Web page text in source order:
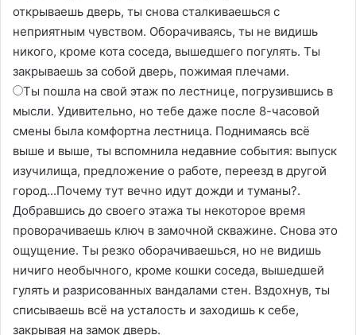
открываешь дверь, ты снова сталкиваешься с
неприятным чувством. Оборачиваясь, ты не видишь
никого, кроме кота соседа, вышедшего погулять. Ты
закрываешь за собой дверь, пожимая плечами.
Ты пошла на свой этаж по лестнице, погрузившись в
мысли. Удивительно, но тебе даже после 8-часовой
смены была комфортна лестница. Поднимаясь всё
выше и выше, ты вспомнила недавние события: выпуск
изучилища, предложение о работе, переезд в другой
город...Почему тут вечно идут дожди и туманы?.
Добравшись до своего этажа ты некоторое время
проворачиваешь ключ в замочной скважине. Снова это
ощущение. Ты резко оборачиваешься, но не видишь
ничиго необычного, кроме кошки соседа, вышедшей
гулять и разрисованных вандалами стен. Вздохнув, ты
списываешь всё на усталость и заходишь к себе,
закрывая на замок дверь.